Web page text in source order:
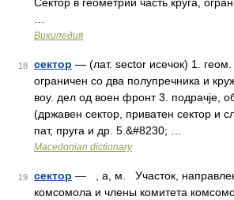
Википедия
18 сектор — (лат. sector исечок) 1. геом.
ограничен со два полупречника и
воу. дел од воен фронт 3. подрачје,
(државен сектор, приватен сектор и
пат, пруга и др. 5.&#8230; …
Macedonian dictionary
19 сектор — , а, м. Участок,
комсомола и члены комитета